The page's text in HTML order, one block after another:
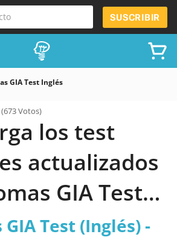
SUSCRIBIR
GIA Test Inglés
(673 Votos)
los test
actualizados
GIA Test
2026 en PDF
Test (Inglés) -